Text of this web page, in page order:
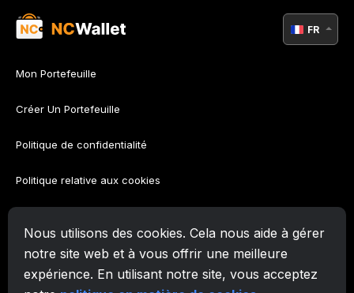
Nous utilisons des cookies. Cela nous aide à gérer
notre site web et à vous offrir une meilleure
expérience. En utilisant notre site, vous acceptez
Mon Portefeuille
Créer Un Portefeuille
Politique de confidentialité
Politique relative aux cookies
Conditions d’utilisation
FR